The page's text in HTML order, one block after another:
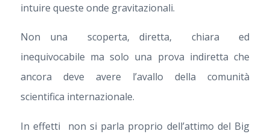
intuire queste onde gravitazionali.
Non una scoperta, diretta, chiara ed
inequivocabile ma solo una prova indiretta che
ancora deve avere l’avallo della comunità
scientifica internazionale.
In effetti non si parla proprio dell’attimo del Big